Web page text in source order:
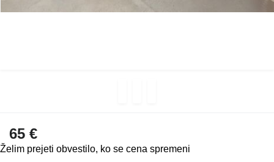
65 €
Želim prejeti obvestilo, ko se cena spremeni